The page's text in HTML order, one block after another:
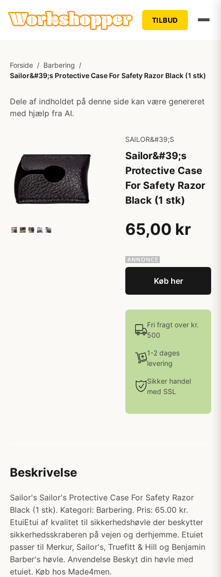
TILBUD
Forside / Barbering /
Sailor&#39;s Protective Case For Safety Razor Black (1 stk)
Dele af indholdet på denne side kan være genereret
med hjælp fra AI.
SAILOR&#39;S
Sailor&#39;s
Protective Case
For Safety Razor
Black (1 stk)
65,00 kr
Køb her
Fri fragt over kr.
500
1-2 dages
levering
Sikker handel
med SSL
Beskrivelse
Sailor's Sailor's Protective Case For Safety Razor
Black (1 stk). Kategori: Barbering. Pris: 65.00 kr.
EtuiEtui af kvalitet til sikkerhedshøvle der beskytter
sikkerhedsskraberen på vejen og derhjemme. Etuiet
passer til Merkur, Sailor's, Truefitt & Hill og Benjamin
Barber's høvle. Anvendelse Beskyt din høvle med
etuiet. Køb hos Made4men.